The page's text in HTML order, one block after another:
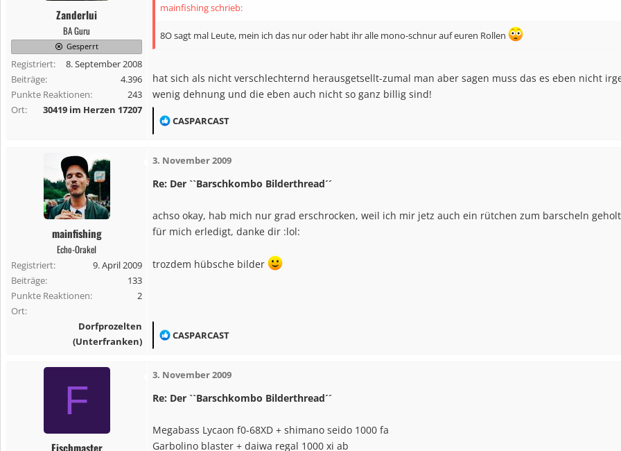
n
n
Zanderlui
BA Guru
Gesperrt
Registriert
8. September 2008
Beiträge
4.396
Punkte Reaktionen
243
Ort
30419 im Herzen 17207
mainfishing schrieb:
8O sagt mal Leute, mein ich das nur oder habt ihr alle mono-schnur auf euren Rollen
hat sich als nicht verschlechternd herausgetsellt-zumal man aber sagen muss das es eben nicht
wenig dehnung und die eben auch nicht so ganz billig sind!
R
k
t
o
n
n
CASPARCAST
mainfishing
Echo-Orakel
Registriert
9. April 2009
Beiträge
133
Punkte Reaktionen
2
Ort
Dorfprozelten
(Unterfranken)
3. November 2009
Re: Der ``Barschkombo Bilderthread´´
achso okay, hab mich nur grad erschrocken, weil ich mir jetz auch ein rütchen zum barscheln
für mich erledigt, danke dir :lol:
trozdem hübsche bilder
R
k
t
o
n
CASPARCAST
F
Fischmaster
3. November 2009
Re: Der ``Barschkombo Bilderthread´´
Megabass Lycaon f0-68XD + shimano seido 1000 fa
Garbolino blaster + daiwa regal 1000 xi ab